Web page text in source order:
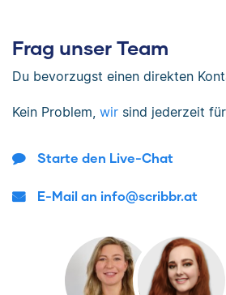
Frag unser Team
Du bevorzugst einen direkten
Kein Problem, wir sind jederzeit
Starte den Live-Chat
E-Mail an info@scribbr.at